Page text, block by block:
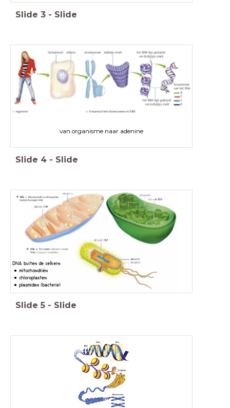
Slide 3 - Slide
van organisme naar adenine
Slide 4 - Slide
DNA buiten de celkern:
mitochondriën
chloroplasten
plasmiden (bacterie)
Slide 5 - Slide